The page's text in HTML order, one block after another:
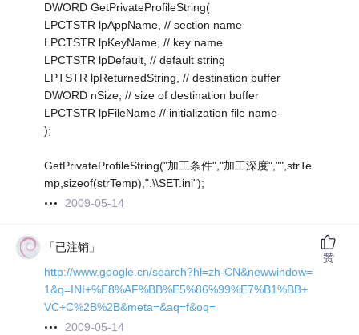
DWORD GetPrivateProfileString(
LPCTSTR lpAppName, // section name
LPCTSTR lpKeyName, // key name
LPCTSTR lpDefault, // default string
LPTSTR lpReturnedString, // destination buffer
DWORD nSize, // size of destination buffer
LPCTSTR lpFileName // initialization file name
);
GetPrivateProfileString("加工条件","加工深度","",strTe
mp,sizeof(strTemp),".\\SET.ini");
2009-05-14
「已注销」
http://www.google.cn/search?hl=zh-CN&newwindow=
1&q=INI+%E8%AF%BB%E5%86%99%E7%B1%BB+
VC+C%2B%2B&meta=&aq=f&oq=
2009-05-14
赞